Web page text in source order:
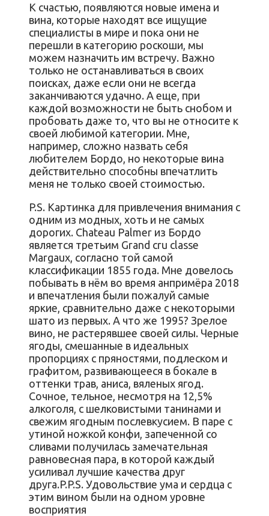
К счастью, появляются новые имена и
вина, которые находят все ищущие
специалисты в мире и пока они не
перешли в категорию роскоши, мы
можем назначить им встречу. Важно
только не останавливаться в своих
поисках, даже если они не всегда
заканчиваются удачно. А еще, при
каждой возможности не быть снобом и
пробовать даже то, что вы не относите к
своей любимой категории. Мне,
например, сложно назвать себя
любителем Бордо, но некоторые вина
действительно способны впечатлить
меня не только своей стоимостью.
P.S. Картинка для привлечения внимания с
одним из модных, хоть и не самых
дорогих. Chateau Palmer из Бордо
является третьим Grand сru classe
Margaux, согласно той самой
классификации 1855 года. Мне довелось
побывать в нём во время анпримёра 2018
и впечатления были пожалуй самые
яркие, сравнительно даже с некоторыми
шато из первых. А что же 1995? Зрелое
вино, не растерявшее своей силы. Черные
ягоды, смешанные в идеальных
пропорциях с пряностями, подлеском и
графитом, развивающееся в бокале в
оттенки трав, аниса, вяленых ягод.
Сочное, тельное, несмотря на 12,5%
алкоголя, с шелковистыми танинами и
свежим ягодным послевкусием. В паре с
утиной ножкой конфи, запеченной со
сливами получилась замечательная
равновесная пара, в которой каждый
усиливал лучшие качества друг
друга.P.P.S. Удовольствие ума и сердца с
этим вином были на одном уровне
восприятия